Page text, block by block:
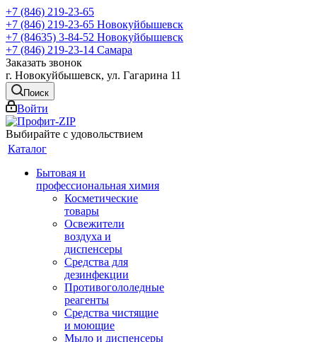
+7 (846) 219-23-65
+7 (846) 219-23-65 Новокуйбышевск
+7 (84635) 3-84-52 Новокуйбышевск
+7 (846) 219-23-14 Самара
Заказать звонок
г. Новокуйбышевск, ул. Гагарина 11
Поиск
Войти
Выбирайте с удовольствием
Каталог
Бытовая и
профессиональная химия
Косметические
товары
Освежители
воздуха и
диспенсеры
Средства для
дезинфекции
Противогололедные
реагенты
Средства чистящие
и моющие
Мыло и диспенсеры